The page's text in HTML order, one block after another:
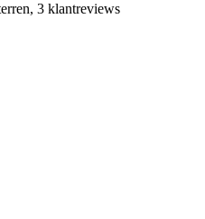
3 klantreviews